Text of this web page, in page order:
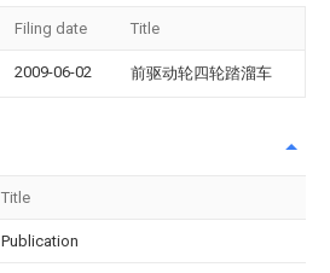
Filing date Title
2009-06-02 前驱动轮四轮踏溜车
Title
Publication